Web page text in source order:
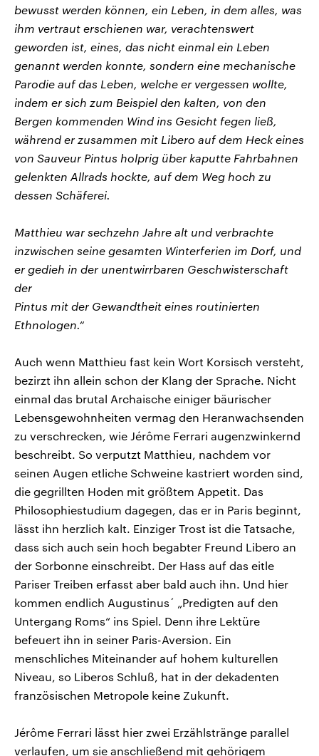
bewusst werden können, ein Leben, in dem alles, was
ihm vertraut erschienen war, verachtenswert
geworden ist, eines, das nicht einmal ein Leben
genannt werden konnte, sondern eine mechanische
Parodie auf das Leben, welche er vergessen wollte,
indem er sich zum Beispiel den kalten, von den
Bergen kommenden Wind ins Gesicht fegen ließ,
während er zusammen mit Libero auf dem Heck eines
von Sauveur Pintus holprig über kaputte Fahrbahnen
gelenkten Allrads hockte, auf dem Weg hoch zu
dessen Schäferei.
Matthieu war sechzehn Jahre alt und verbrachte
inzwischen seine gesamten Winterferien im Dorf, und
er gedieh in der unentwirrbaren Geschwisterschaft
der
Pintus mit der Gewandtheit eines routinierten
Ethnologen.“
Auch wenn Matthieu fast kein Wort Korsisch versteht,
bezirzt ihn allein schon der Klang der Sprache. Nicht
einmal das brutal Archaische einiger bäurischer
Lebensgewohnheiten vermag den Heranwachsenden
zu verschrecken, wie Jérôme Ferrari augenzwinkernd
beschreibt. So verputzt Matthieu, nachdem vor
seinen Augen etliche Schweine kastriert worden sind,
die gegrillten Hoden mit größtem Appetit. Das
Philosophiestudium dagegen, das er in Paris beginnt,
lässt ihn herzlich kalt. Einziger Trost ist die Tatsache,
dass sich auch sein hoch begabter Freund Libero an
der Sorbonne einschreibt. Der Hass auf das eitle
Pariser Treiben erfasst aber bald auch ihn. Und hier
kommen endlich Augustinus´ „Predigten auf den
Untergang Roms“ ins Spiel. Denn ihre Lektüre
befeuert ihn in seiner Paris-Aversion. Ein
menschliches Miteinander auf hohem kulturellen
Niveau, so Liberos Schluß, hat in der dekadenten
französischen Metropole keine Zukunft.
Jérôme Ferrari lässt hier zwei Erzählstränge parallel
verlaufen, um sie anschließend mit gehörigem